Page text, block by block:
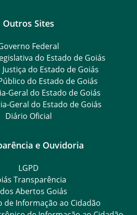
Outros Sites
Federal
do Estado de Goiás
do Estado de Goiás
do Estado de Goiás
Geral do Estado de Goiás
Geral do Estado de Goiás
Diário Oficial
e Ouvidoria
LGPD
Transparência
Abertos Goiás
de Informação ao Cidadão